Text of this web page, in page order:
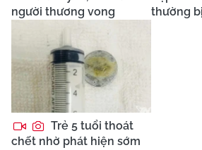
người thương vong
thường
Trẻ 5 tuổi thoát
chết nhờ phát hiện sớm